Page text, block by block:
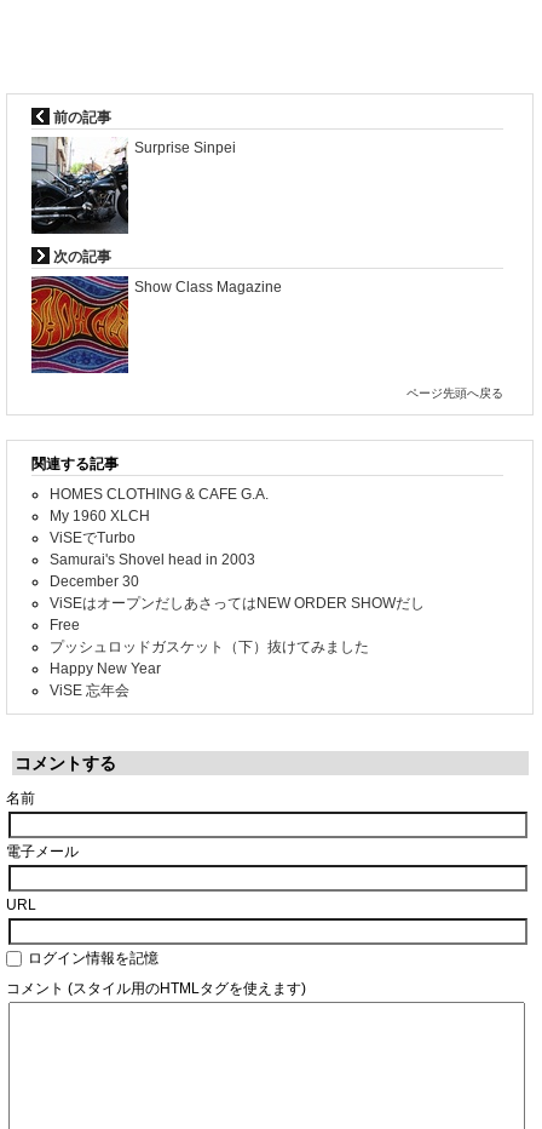
前の記事
Surprise Sinpei
次の記事
Show Class Magazine
ページ先頭へ戻る
関連する記事
HOMES CLOTHING & CAFE G.A.
My 1960 XLCH
ViSEでTurbo
Samurai's Shovel head in 2003
December 30
ViSEはオープンだしあさってはNEW ORDER SHOWだし
Free
プッシュロッドガスケット（下）抜けてみました
Happy New Year
ViSE 忘年会
コメントする
名前
電子メール
URL
ログイン情報を記憶
コメント (スタイル用のHTMLタグを使えます)